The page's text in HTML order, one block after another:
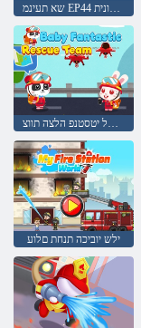
קוניתל יטסטנפ הלצה תווצ
ילש יוביכה תנחת םלוע